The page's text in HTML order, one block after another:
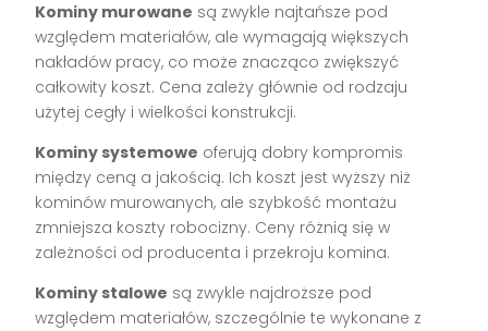
Kominy murowane są zwykle najtańsze pod
względem materiałów, ale wymagają większych
nakładów pracy, co może znacząco zwiększyć
całkowity koszt. Cena zależy głównie od rodzaju
użytej cegły i wielkości konstrukcji.
Kominy systemowe oferują dobry kompromis
między ceną a jakością. Ich koszt jest wyższy niż
kominów murowanych, ale szybkość montażu
zmniejsza koszty robocizny. Ceny różnią się w
zależności od producenta i przekroju komina.
Kominy stalowe są zwykle najdroższe pod
względem materiałów, szczególnie te wykonane z